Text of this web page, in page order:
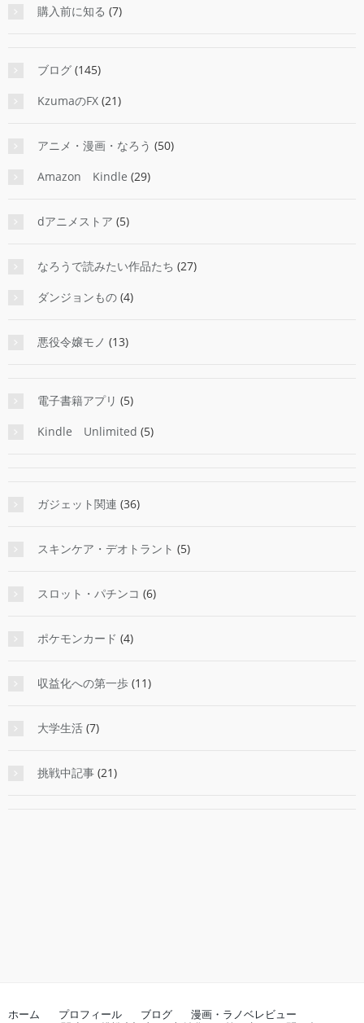
購入前に知る (7)
ブログ (145)
KzumaのFX (21)
アニメ・漫画・なろう (50)
Amazon Kindle (29)
dアニメストア (5)
なろうで読みたい作品たち (27)
ダンジョンもの (4)
悪役令嬢モノ (13)
電子書籍アプリ (5)
Kindle Unlimited (5)
ガジェット関連 (36)
スキンケア・デオトラント (5)
スロット・パチンコ (6)
ポケモンカード (4)
収益化への第一歩 (11)
大学生活 (7)
挑戦中記事 (21)
ホーム プロフィール ブログ
漫画・ラノベレビュー